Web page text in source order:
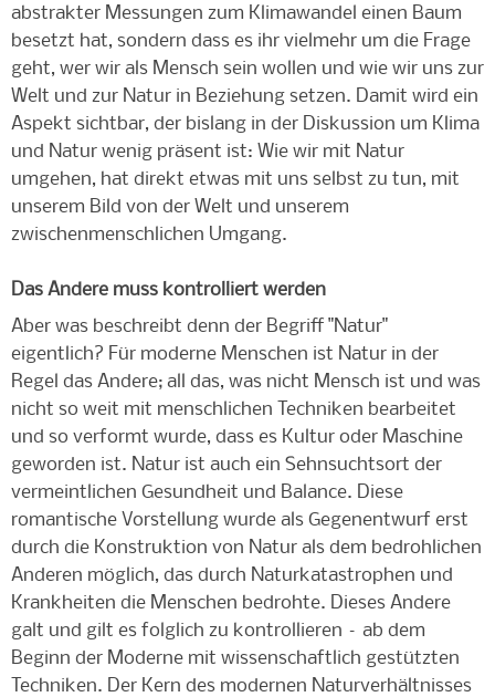
abstrakter Messungen zum Klimawandel einen Baum
besetzt hat, sondern dass es ihr vielmehr um die Frage
geht, wer wir als Mensch sein wollen und wie wir uns zur
Welt und zur Natur in Beziehung setzen. Damit wird ein
Aspekt sichtbar, der bislang in der Diskussion um Klima
und Natur wenig präsent ist: Wie wir mit Natur
umgehen, hat direkt etwas mit uns selbst zu tun, mit
unserem Bild von der Welt und unserem
zwischenmenschlichen Umgang.
Das Andere muss kontrolliert werden
Aber was beschreibt denn der Begriff "Natur"
eigentlich? Für moderne Menschen ist Natur in der
Regel das Andere; all das, was nicht Mensch ist und was
nicht so weit mit menschlichen Techniken bearbeitet
und so verformt wurde, dass es Kultur oder Maschine
geworden ist. Natur ist auch ein Sehnsuchtsort der
vermeintlichen Gesundheit und Balance. Diese
romantische Vorstellung wurde als Gegenentwurf erst
durch die Konstruktion von Natur als dem bedrohlichen
Anderen möglich, das durch Naturkatastrophen und
Krankheiten die Menschen bedrohte. Dieses Andere
galt und gilt es folglich zu kontrollieren – ab dem
Beginn der Moderne mit wissenschaftlich gestützten
Techniken. Der Kern des modernen Naturverhältnisses